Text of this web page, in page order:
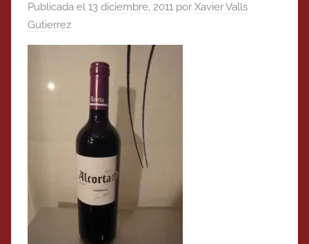
Publicada el 13 diciembre, 2011 por Xavier Valls
Gutierrez